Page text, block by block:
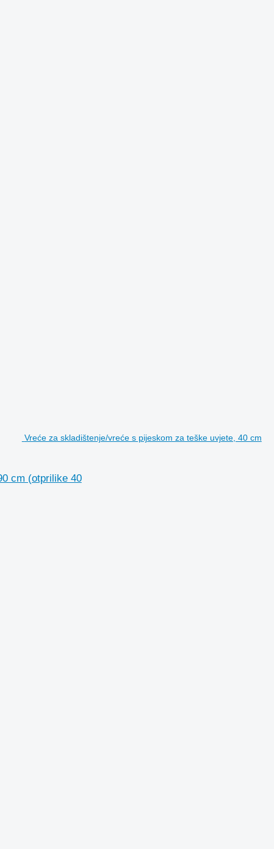
Vreće za skladištenje/vreće s pijeskom za teške uvjete, 40 cm
cm (otprilike 40